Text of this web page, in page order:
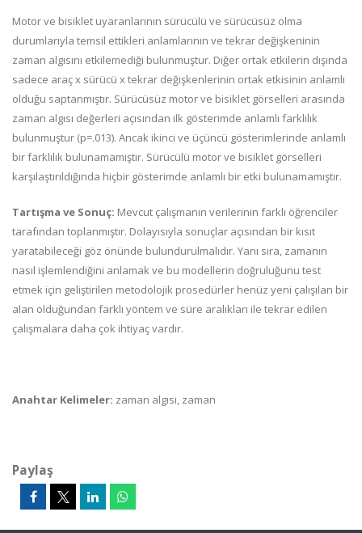
Motor ve bisiklet uyaranlarının sürücülü ve sürücüsüz olma
durumlarıyla temsil ettikleri anlamlarının ve tekrar değişkeninin
zaman algısını etkilemediği bulunmuştur. Diğer ortak etkilerin dışında
sadece araç x sürücü x tekrar değişkenlerinin ortak etkisinin anlamlı
olduğu saptanmıştır. Sürücüsüz motor ve bisiklet görselleri arasında
zaman algısı değerleri açısından ilk gösterimde anlamlı farklılık
bulunmuştur (p=.013). Ancak ikinci ve üçüncü gösterimlerinde anlamlı
bir farklılık bulunamamıştır. Sürücülü motor ve bisiklet görselleri
karşılaştırıldığında hiçbir gösterimde anlamlı bir etki bulunamamıştır.
Tartışma ve Sonuç: Mevcut çalışmanın verilerinin farklı öğrenciler
tarafından toplanmıştır. Dolayısıyla sonuçlar açısından bir kısıt
yaratabileceği göz önünde bulundurulmalıdır. Yanı sıra, zamanın
nasıl işlemlendiğini anlamak ve bu modellerin doğruluğunu test
etmek için geliştirilen metodolojik prosedürler henüz yeni çalışılan bir
alan olduğundan farklı yöntem ve süre aralıkları ile tekrar edilen
çalışmalara daha çok ihtiyaç vardır.
Anahtar Kelimeler: zaman algısı, zaman
Paylaş